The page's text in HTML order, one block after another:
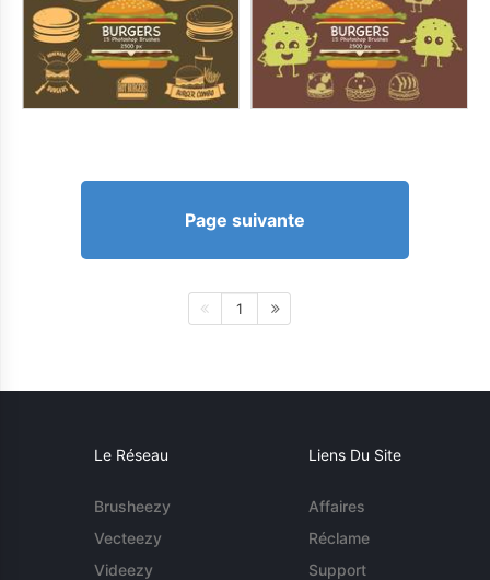
Page suivante
1
Le Réseau
Brusheezy
Vecteezy
Videezy
Liens Du Site
Affaires
Réclame
Support